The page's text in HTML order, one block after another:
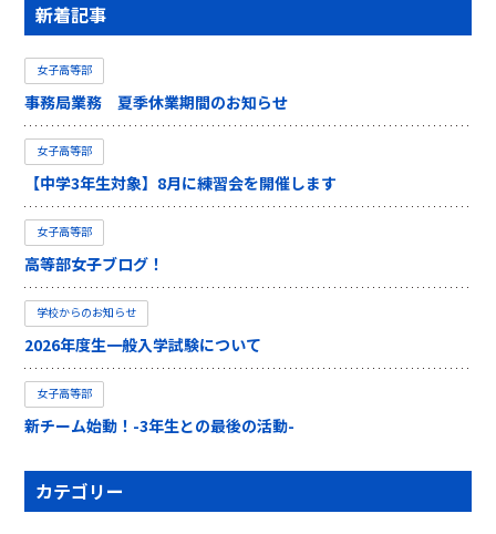
新着記事
女子高等部
事務局業務 夏季休業期間のお知らせ
女子高等部
【中学3年生対象】8月に練習会を開催します
女子高等部
高等部女子ブログ！
学校からのお知らせ
2026年度生一般入学試験について
女子高等部
新チーム始動！-3年生との最後の活動-
カテゴリー